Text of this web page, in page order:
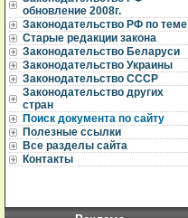
обновление 2008г.
Законодательство РФ по теме
Старые редакции закона
Законодательство Беларуси
Законодательство Украины
Законодательство СССР
Законодательство других
стран
Поиск документа по сайту
Полезные ссылки
Все разделы сайта
Контакты